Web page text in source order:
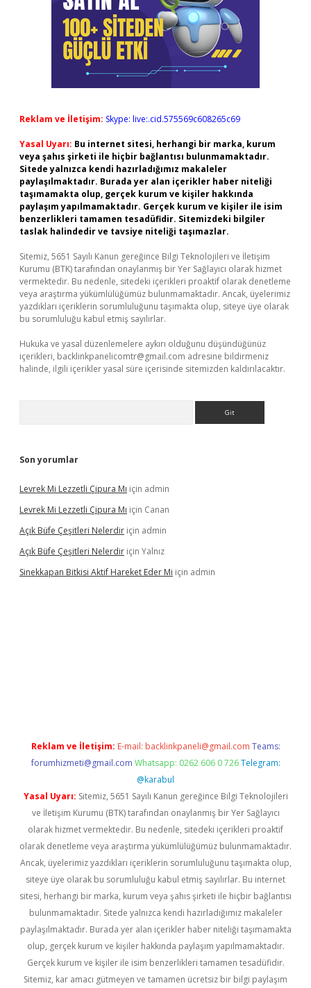
Reklam ve İletişim: Skype: live:.cid.575569c608265c69
Yasal Uyarı: Bu internet sitesi, herhangi bir marka, kurum
veya şahıs şirketi ile hiçbir bağlantısı bulunmamaktadır.
Sitede yalnızca kendi hazırladığımız makaleler
paylaşılmaktadır. Burada yer alan içerikler haber niteliği
taşımamakta olup, gerçek kurum ve kişiler hakkında
paylaşım yapılmamaktadır. Gerçek kurum ve kişiler ile isim
benzerlikleri tamamen tesadüfidir. Sitemizdeki bilgiler
taslak halindedir ve tavsiye niteliği taşımazlar.
Sitemiz, 5651 Sayılı Kanun gereğince Bilgi Teknolojileri ve İletişim
Kurumu (BTK) tarafından onaylanmış bir Yer Sağlayıcı olarak hizmet
vermektedir. Bu nedenle, sitedeki içerikleri proaktif olarak denetleme
veya araştırma yükümlülüğümüz bulunmamaktadır. Ancak, üyelerimiz
yazdıkları içeriklerin sorumluluğunu taşımakta olup, siteye üye olarak
bu sorumluluğu kabul etmiş sayılırlar.
Hukuka ve yasal düzenlemelere aykırı olduğunu düşündüğünüz
içerikleri, backlinkpanelicomtr@gmail.com adresine bildirmeniz
halinde, ilgili içerikler yasal süre içerisinde sitemizden kaldırılacaktır.
Son yorumlar
Levrek Mi Lezzetli Çipura Mı için admin
Levrek Mi Lezzetli Çipura Mı için Canan
Açık Büfe Çeşitleri Nelerdir için admin
Açık Büfe Çeşitleri Nelerdir için Yalnız
Sinekkapan Bitkisi Aktif Hareket Eder Mi için admin
Reklam ve İletişim: E-mail: backlinkpaneli@gmail.com Teams:
forumhizmeti@gmail.com Whatsapp: 0262 606 0 726 Telegram:
@karabul
Yasal Uyarı: Sitemiz, 5651 Sayılı Kanun gereğince Bilgi Teknolojileri
ve İletişim Kurumu (BTK) tarafından onaylanmış bir Yer Sağlayıcı
olarak hizmet vermektedir. Bu nedenle, sitedeki içerikleri proaktif
olarak denetleme veya araştırma yükümlülüğümüz bulunmamaktadır.
Ancak, üyelerimiz yazdıkları içeriklerin sorumluluğunu taşımakta olup,
siteye üye olarak bu sorumluluğu kabul etmiş sayılırlar. Bu internet
sitesi, herhangi bir marka, kurum veya şahıs şirketi ile hiçbir bağlantısı
bulunmamaktadır. Sitede yalnızca kendi hazırladığımız makaleler
paylaşılmaktadır. Burada yer alan içerikler haber niteliği taşımamakta
olup, gerçek kurum ve kişiler hakkında paylaşım yapılmamaktadır.
Gerçek kurum ve kişiler ile isim benzerlikleri tamamen tesadüfidir.
Sitemiz, kar amacı gütmeyen ve tamamen ücretsiz bir bilgi paylaşım